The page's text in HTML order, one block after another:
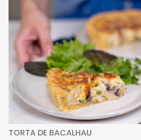
TORTA DE BACALHAU